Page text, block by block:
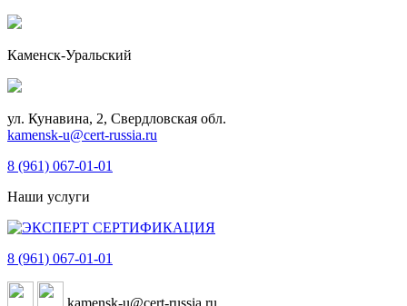
Каменск-Уральский
ул. Кунавина, 2, Свердловская обл.
kamensk-u@cert-russia.ru
8 (961) 067-01-01
Наши услуги
8 (961) 067-01-01
kamensk-u@cert-russia.ru